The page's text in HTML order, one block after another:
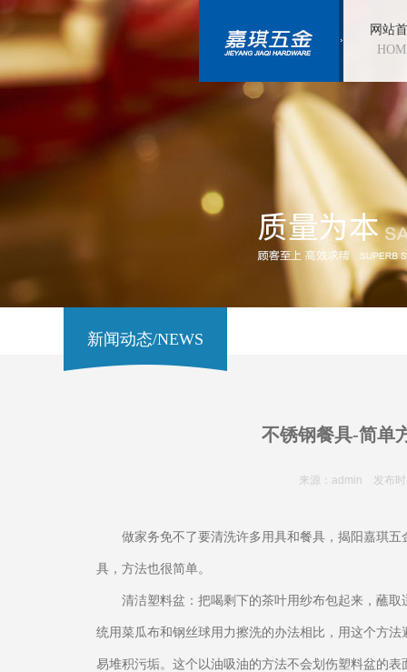
网站
新闻动态/NEWS
不锈钢餐具-简单
来源：admin 发布
做家务免不了要清洗许多用具和餐具，揭阳嘉琪
具，方法也很简单。
清洁塑料盆：把喝剩下的茶叶用纱布包起来，蘸
统用菜瓜布和钢丝球用力擦洗的办法相比，用这个方
易堆积污垢。这个以油吸油的方法不会划伤塑料盆的表